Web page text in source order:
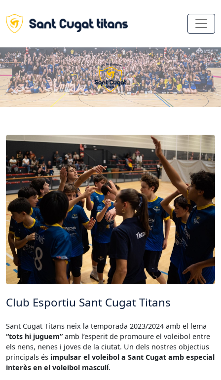
Club Esportiu Sant Cugat Titans
Sant Cugat Titans neix la temporada 2023/2024 amb el lema
“tots hi juguem” amb l’esperit de promoure el voleibol entre
els nens, nenes i joves de la ciutat. Un dels nostres objectius
principals és impulsar el voleibol a Sant Cugat amb especial
interès en el voleibol masculí.